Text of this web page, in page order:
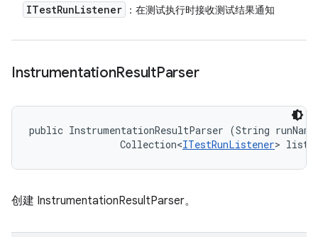
ITestRunListener ：在测试执行时接收测试结果通知
InstrumentationResultParser
public InstrumentationResultParser (String
                Collection<
ITestRunListener>
创建 InstrumentationResultParser。